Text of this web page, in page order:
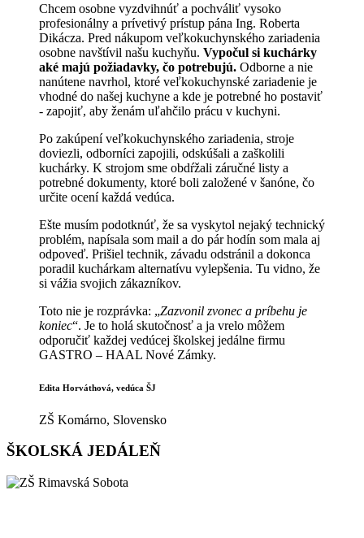
Chcem osobne vyzdvihnúť a pochváliť vysoko
profesionálny a prívetivý prístup pána Ing. Roberta
Dikácza. Pred nákupom veľkokuchynského zariadenia
osobne navštívil našu kuchyňu. Vypočul si kuchárky
aké majú požiadavky, čo potrebujú. Odborne a nie
nanútene navrhol, ktoré veľkokuchynské zariadenie je
vhodné do našej kuchyne a kde je potrebné ho postaviť
- zapojiť, aby ženám uľahčilo prácu v kuchyni.
Po zakúpení veľkokuchynského zariadenia, stroje
doviezli, odborníci zapojili, odskúšali a zaškolili
kuchárky. K strojom sme obdŕžali záručné listy a
potrebné dokumenty, ktoré boli založené v šanóne, čo
určite ocení každá vedúca.
Ešte musím podotknúť, že sa vyskytol nejaký technický
problém, napísala som mail a do pár hodín som mala aj
odpoveď. Prišiel technik, závadu odstránil a dokonca
poradil kuchárkam alternatívu vylepšenia. Tu vidno, že
si vážia svojich zákazníkov.
Toto nie je rozprávka: „Zazvonil zvonec a príbehu je
koniec“. Je to holá skutočnosť a ja vrelo môžem
odporučiť každej vedúcej školskej jedálne firmu
GASTRO – HAAL Nové Zámky.
Edita Horváthová, vedúca ŠJ
ZŠ Komárno, Slovensko
ŠKOLSKÁ JEDÁLEŇ